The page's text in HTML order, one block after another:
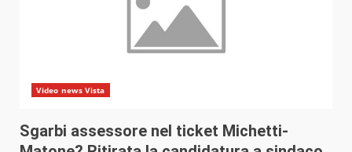
Video news Vista
Sgarbi assessore nel ticket Michetti-